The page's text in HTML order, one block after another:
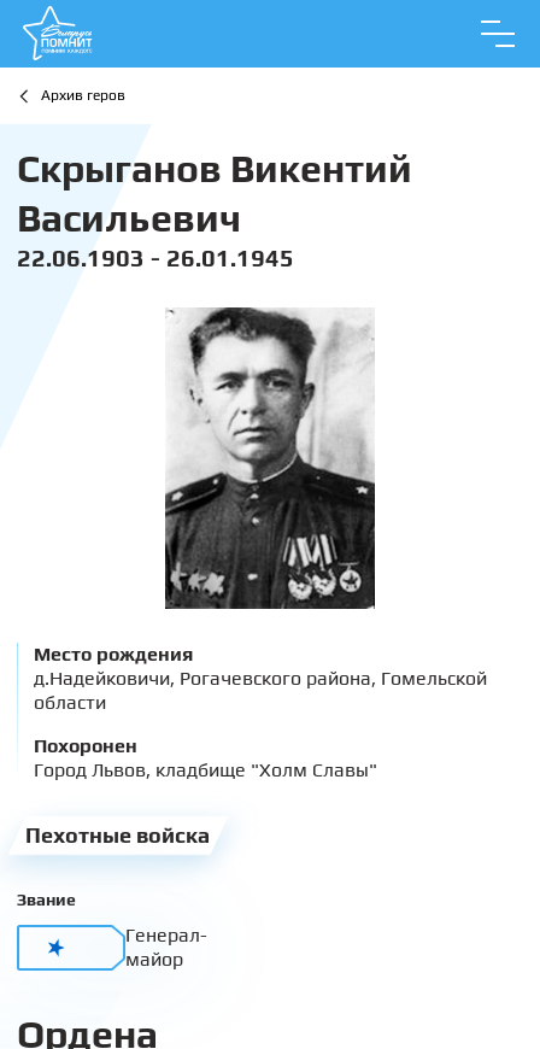
Архив геров
Скрыганов Викентий
Васильевич
22.06.1903 - 26.01.1945
Место рождения
д.Надейковичи, Рогачевского района, Гомельской
области
Похоронен
Город Львов, кладбище "Холм Славы"
Пехотные войска
Звание
Генерал-
майор
Ордена